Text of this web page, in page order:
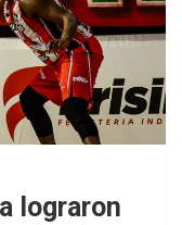
lograron